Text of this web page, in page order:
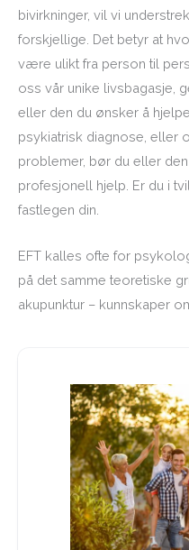
bivirkninger, vil vi
forskjellige. Det betyr at
være ulikt fra person til
oss vår unike livsbagasje,
eller den du ønsker å
psykiatrisk diagnose, eller
problemer, bør du eller
profesjonell hjelp. Er du i
fastlegen din.
EFT kalles ofte for
på det samme teoretiske
akupunktur – kunnskaper